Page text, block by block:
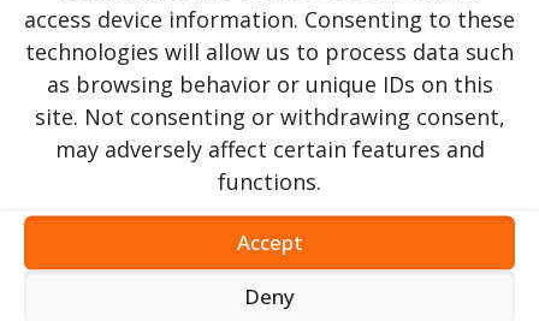
access device information. Consenting to these
technologies will allow us to process data such
as browsing behavior or unique IDs on this
site. Not consenting or withdrawing consent,
may adversely affect certain features and
functions.
Accept
Deny
Urlaub in Rumänien su 16 Ottobre 2023
Castello di Peles | Contea di Prahova |
vicino alla città di Sinaia
203 LEGGI ORA ...